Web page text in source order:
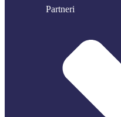
Partneri